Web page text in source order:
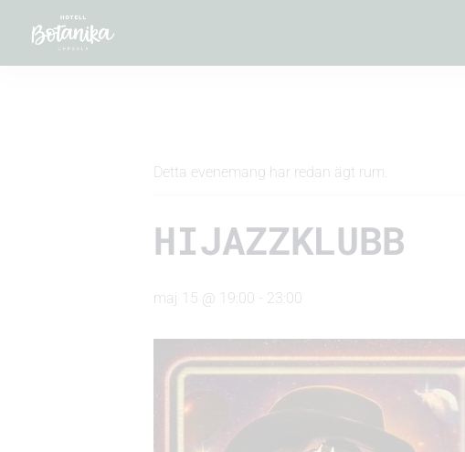
Detta evenemang har redan ägt rum.
HIJAZZKLUBB
maj 15 @ 19:00 - 23:00